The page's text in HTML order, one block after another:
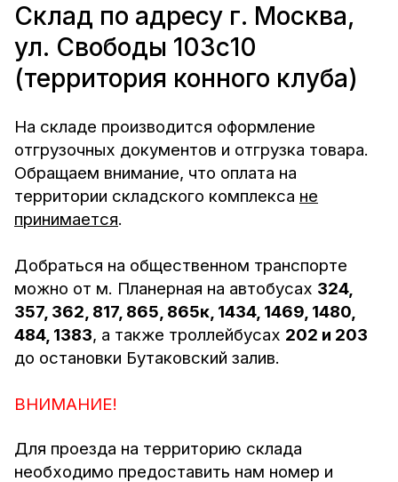
Склад по адресу г. Москва,
ул. Свободы 103с10
(территория конного клуба)
На складе производится оформление
отгрузочных документов и отгрузка товара.
Обращаем внимание, что оплата на
территории складского комплекса не
принимается.
Добраться на общественном транспорте
можно от м. Планерная на автобусах 324,
357, 362, 817, 865, 865к, 1434, 1469, 1480,
484, 1383, а также троллейбусах 202 и 203
до остановки Бутаковский залив.
ВНИМАНИЕ!
Для проезда на территорию склада
необходимо предоставить нам номер и